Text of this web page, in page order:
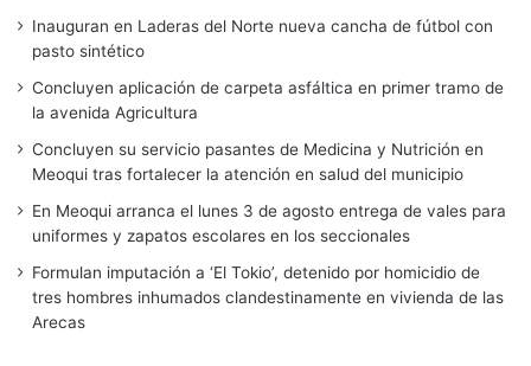
Inauguran en Laderas del Norte nueva cancha de fútbol con
pasto sintético
Concluyen aplicación de carpeta asfáltica en primer tramo de
la avenida Agricultura
Concluyen su servicio pasantes de Medicina y Nutrición en
Meoqui tras fortalecer la atención en salud del municipio
En Meoqui arranca el lunes 3 de agosto entrega de vales para
uniformes y zapatos escolares en los seccionales
Formulan imputación a ‘El Tokio’, detenido por homicidio de
tres hombres inhumados clandestinamente en vivienda de las
Arecas